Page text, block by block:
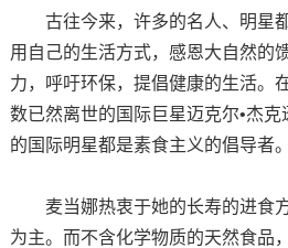
古往今来，许多的名人、明星
用自己的生活方式，感恩大自然的
力，呼吁环保，提倡健康的生活。
数已然离世的国际巨星迈克尔•杰
的国际明星都是素食主义的倡导者。
麦当娜热衷于她的长寿的进食
为主。而不含化学物质的天然食品